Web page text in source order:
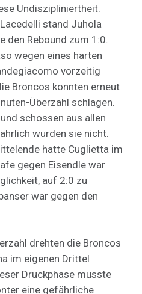
Undiszipliniertheit.
stand Juhola
den Rebound zum 1:0.
wegen eines harten
vorzeitig
Broncos konnten erneut
Überzahl schlagen.
schossen aus allen
wurden sie nicht.
hatte Cuglietta im
gegen Eisendle war
auf 2:0 zu
war gegen den
drehten die Broncos
im eigenen Drittel
Druckphase musste
eine gefährliche